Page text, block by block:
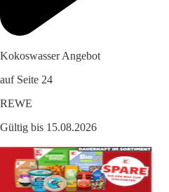
Kokoswasser Angebot
auf Seite 24
REWE
Gültig bis 15.08.2026